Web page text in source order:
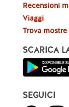
Recensioni
Viaggi
Trova mostre
SCARICA
SEGUICI